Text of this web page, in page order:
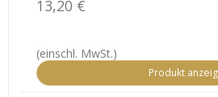
13,20 €
(einschl. MwSt.)
Produkt